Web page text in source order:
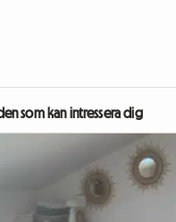
som kan intressera dig